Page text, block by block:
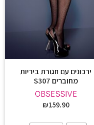
ירכונים עם חגורת ביריות
מחוברים S307
OBSESSIVE
₪159.90